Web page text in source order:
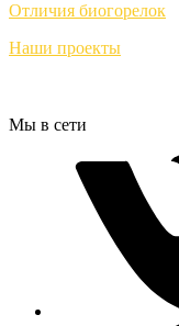
Отличия биогорелок
Наши проекты
Мы в сети